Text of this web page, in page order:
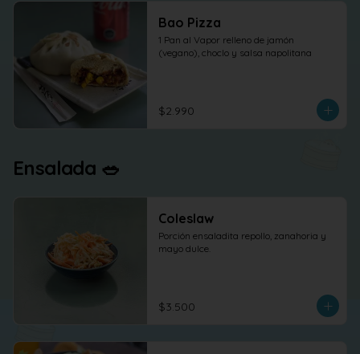
Bao Pizza
1 Pan al Vapor relleno de jamón
(vegano), choclo y salsa napolitana
$2.990
Ensalada 🥗
Coleslaw
Porción ensaladita repollo, zanahoria y
mayo dulce.
$3.500